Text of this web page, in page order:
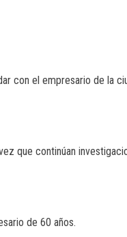
con el empresario de la
que continúan
de 60 años.